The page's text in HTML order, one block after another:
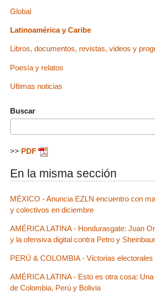
Global
Latinoamérica y Caribe
Libros, documentos, revistas, videos y
Poesía y relatos
Ultimas noticias
Buscar
>> PDF
En la misma sección
MÉXICO - Anuncia EZLN encuentro con
y colectivos en diciembre
AMÉRICA LATINA - Hondurasgate: Juan
y la ofensiva digital contra Petro y
PERÚ & COLOMBIA - Victorias electorales
AMÉRICA LATINA - Esto es otra cosa:
de Colombia, Perú y Bolivia